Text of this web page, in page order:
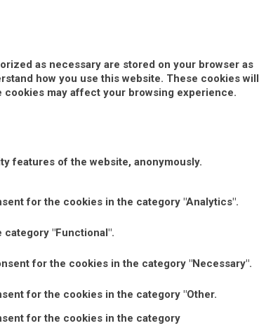
as necessary are stored on your browser as
how you use this website. These cookies will
may affect your browsing experience.
features of the website, anonymously.
for the cookies in the category "Analytics".
"Functional".
for the cookies in the category "Necessary".
for the cookies in the category "Other.
for the cookies in the category